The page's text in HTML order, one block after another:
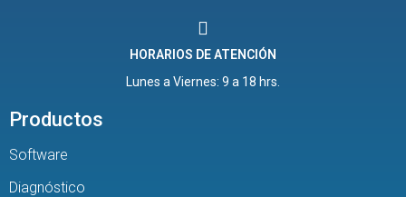
HORARIOS DE ATENCIÓN
Lunes a Viernes: 9 a 18 hrs.
Productos
Software
Diagnóstico